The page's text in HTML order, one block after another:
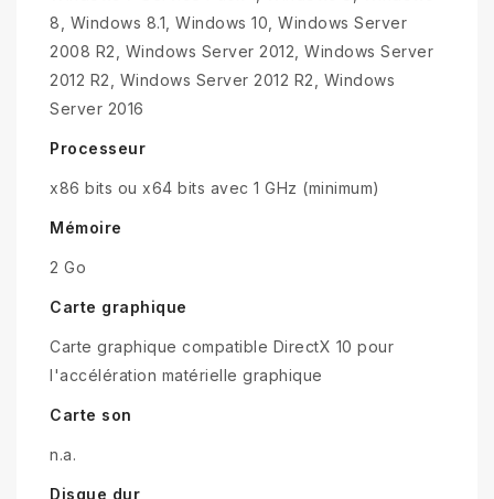
8, Windows 8.1, Windows 10, Windows Server
2008 R2, Windows Server 2012, Windows Server
2012 R2, Windows Server 2012 R2, Windows
Server 2016
Processeur
x86 bits ou x64 bits avec 1 GHz (minimum)
Mémoire
2 Go
Carte graphique
Carte graphique compatible DirectX 10 pour
l'accélération matérielle graphique
Carte son
n.a.
Disque dur